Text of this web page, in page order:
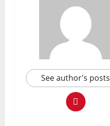
See author's posts